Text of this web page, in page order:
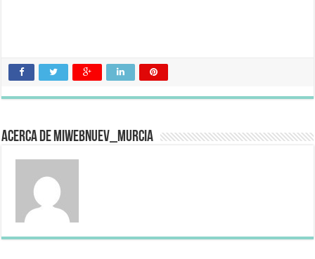
Acerca de miwebnuev_murcia